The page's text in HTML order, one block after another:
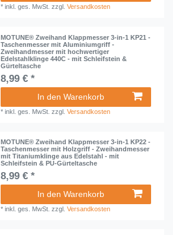
*inkl. ges. MwSt. zzgl.Versandkosten
MOTUNE® Zweihand Klappmesser 3-in-1 KP21 -
Taschenmesser mit Aluminiumgriff -
Zweihandmesser mit hochwertiger
Edelstahlklinge 440C - mit Schleifstein &
Gürteltasche
8,99 € *
In den Warenkorb
*inkl. ges. MwSt. zzgl.Versandkosten
MOTUNE® Zweihand Klappmesser 3-in-1 KP22 -
Taschenmesser mit Holzgriff - Zweihandmesser
mit Titaniumklinge aus Edelstahl - mit
Schleifstein & PU-Gürteltasche
8,99 € *
In den Warenkorb
*inkl. ges. MwSt. zzgl.Versandkosten